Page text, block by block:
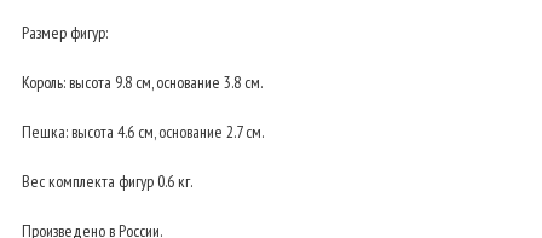
Размер фигур:
Король: высота 9.8 см, основание 3.8 cм.
Пешка: высота 4.6 см, основание 2.7 см.
Вес комплекта фигур 0.6 кг.
Произведено в России.